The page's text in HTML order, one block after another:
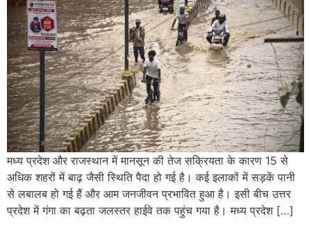
मध्य प्रदेश और राजस्थान में मानसून की तेज सक्रियता के कारण 15 से
अधिक शहरों में बाढ़ जैसी स्थिति पैदा हो गई है। कई इलाकों में सड़कें पानी
से लबालब हो गई हैं और आम जनजीवन प्रभावित हुआ है। इसी बीच उत्तर
प्रदेश में गंगा का बढ़ता जलस्तर हाईवे तक पहुंच गया है। मध्य प्रदेश […]